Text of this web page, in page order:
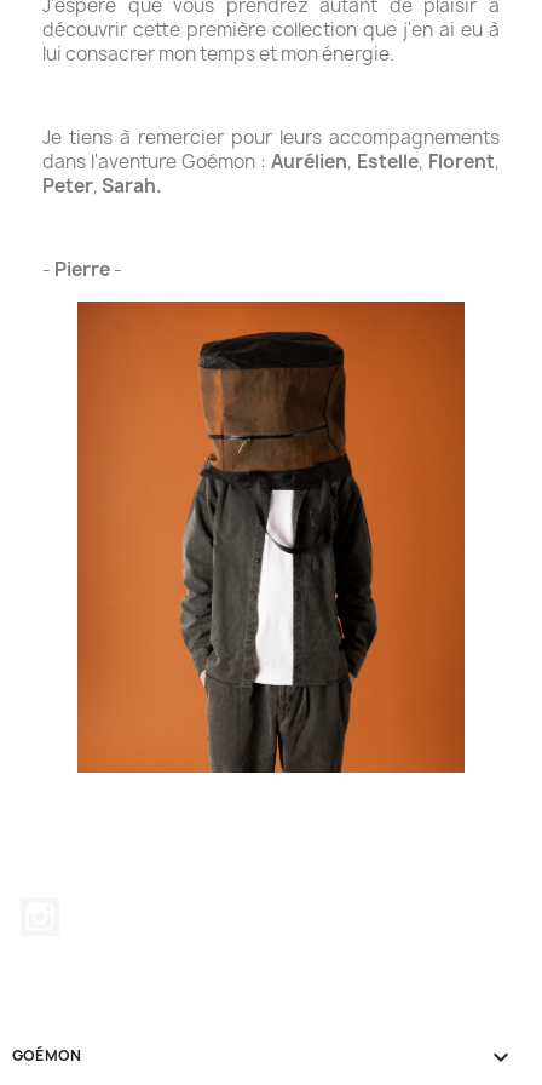
J'espère que vous prendrez autant de plaisir à
découvrir cette première collection que j'en ai eu à
lui consacrer mon temps et mon énergie.
Je tiens à remercier pour leurs accompagnements
dans l'aventure Goémon : Aurélien, Estelle, Florent,
Peter,Sarah.
- Pierre-
GOÉMON 